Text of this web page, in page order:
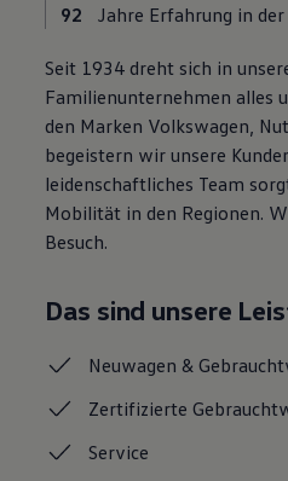
Economy
Zubehör
Schutz und
Transport
Entertainment
Individualisieren
Wallbox und
Digitale Extras
Updates für
Über Ihr Auto
Volkswagen
Warn- und
Digitale
92
Jahre Erfahrung in
Seit 1934 dreht sich in
Familienunternehmen alles
den Marken Volkswagen,
begeistern wir unsere
leidenschaftliches Team
Mobilität in den Regionen.
Besuch.
Das sind unsere
Neuwagen &
Zertifizierte
Service